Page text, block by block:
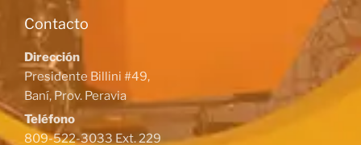
Contacto
Dirección
Presidente Billini #49,
Baní, Prov. Peravia
Teléfono
809-522-3033 Ext. 229